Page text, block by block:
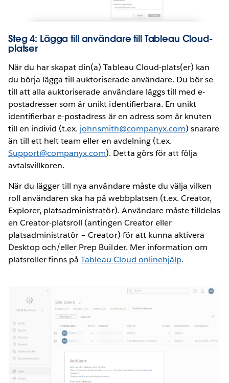
Steg 4: Lägga till användare till Tableau Cloud-
platser
När du har skapat din(a) Tableau Cloud-plats(er) kan
du börja lägga till auktoriserade användare. Du bör se
till att alla auktoriserade användare läggs till med e-
postadresser som är unikt identifierbara. En unikt
identifierbar e-postadress är en adress som är knuten
till en individ (t.ex. johnsmith@companyx.com) snarare
än till ett helt team eller en avdelning (t.ex.
Support@companyx.com). Detta görs för att följa
avtalsvillkoren.
När du lägger till nya användare måste du välja vilken
roll användaren ska ha på webbplatsen (t.ex. Creator,
Explorer, platsadministratör). Användare måste tilldelas
en Creator-platsroll (antingen Creator eller
platsadministratör – Creator) för att kunna aktivera
Desktop och/eller Prep Builder. Mer information om
platsroller finns påTableau Cloud onlinehjälp.